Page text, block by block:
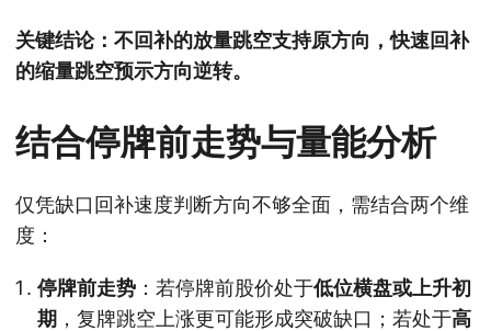
关键结论：不回补的放量跳空支持原方向，快速回补
的缩量跳空预示方向逆转。
结合停牌前走势与量能分析
仅凭缺口回补速度判断方向不够全面，需结合两个维
度：
停牌前走势 ：若停牌前股价处于低位横盘或上升初
期 ，复牌跳空上涨更可能形成突破缺口；若处于高